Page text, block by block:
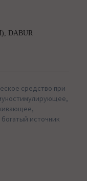
DABUR
средство при
источник